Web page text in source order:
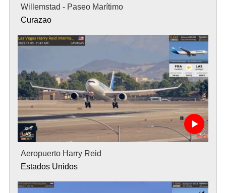
Willemstad - Paseo Marítimo
Curazao
Aeropuerto Harry Reid
Estados Unidos